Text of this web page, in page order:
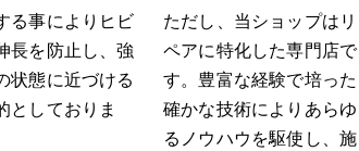
る事によりヒビ
長を防止し、強
状態に近づける
としておりま
ただし、当ショップはリ
ペアに特化した専門店で
す。豊富な経験で培った
確かな技術によりあらゆ
るノウハウを駆使し、施